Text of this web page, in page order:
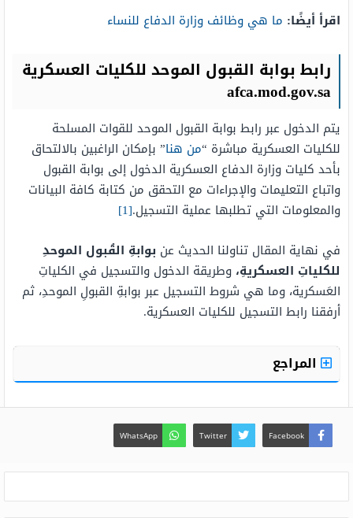
اقرأ أيضًا: ما هي وظائف وزارة الدفاع للنساء
رابط بوابة القبول الموحد للكليات العسكرية
afca.mod.gov.sa
يتم الدخول عبر رابط بوابة القبول الموحد للقوات المسلحة
للكليات العسكرية مباشرة “من هنا” بإمكان الراغبين بالالتحاق
بأحد كليات وزارة الدفاع العسكرية الدخول إلى بوابة القبول
واتباع التعليمات والإجراءات مع التحقق من كتابة كافة البيانات
والمعلومات التي تطلبها عملية التسجيل.[1]
في نهاية المقال تناولنا الحديث عن بوابةِ القُبول الموحدِ
للكلياتِ العسكريةِ، وطريقة الدخول والتسجيل في الكلياتِ
العَسكرية، وما هي شروط التسجيل عبر بوابةِ القبولِ الموحدِ، ثم
أرفقنا رابط التسجيل للكليات العسكرية.
المراجع
Facebook
Twitter
WhatsApp